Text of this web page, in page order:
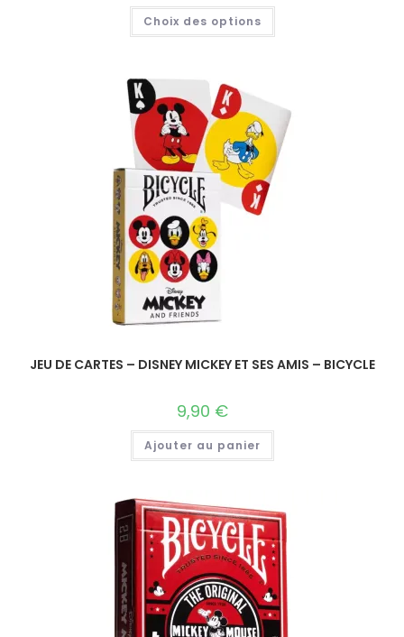
Choix des options
JEU DE CARTES – DISNEY MICKEY ET SES AMIS – BICYCLE
9,90 €
Ajouter au panier